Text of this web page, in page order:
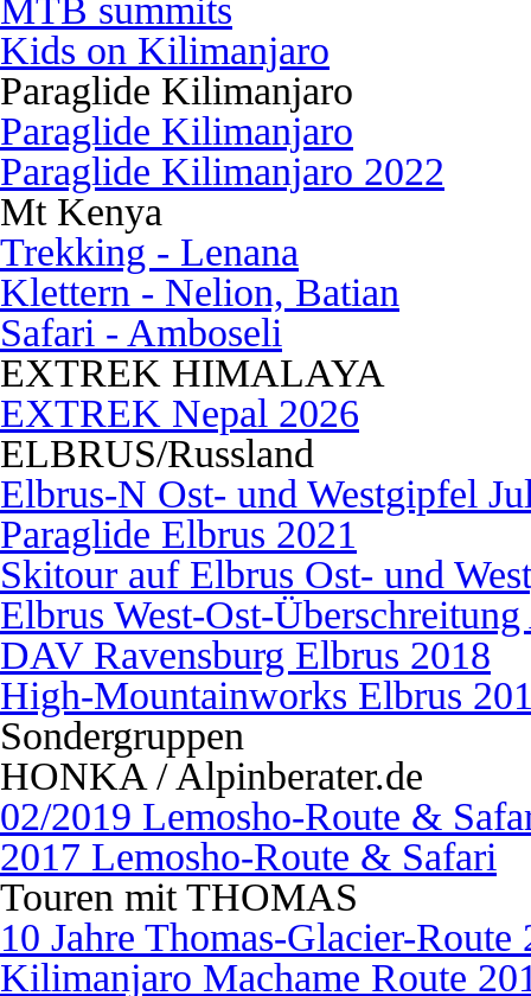
MTB summits
Kids on Kilimanjaro
Paraglide Kilimanjaro
Paraglide Kilimanjaro
Paraglide Kilimanjaro 2022
Mt Kenya
Trekking - Lenana
Klettern - Nelion, Batian
Safari - Amboseli
EXTREK HIMALAYA
EXTREK Nepal 2026
ELBRUS/Russland
Elbrus-N Ost- und Westgipfel
Paraglide Elbrus 2021
Skitour auf Elbrus Ost- und
Elbrus West-Ost-
DAV Ravensburg Elbrus 2018
High-Mountainworks Elbrus
Sondergruppen
HONKA / Alpinberater.de
02/2019 Lemosho-Route &
2017 Lemosho-Route & Safari
Touren mit THOMAS
10 Jahre Thomas-Glacier-Route
Kilimanjaro Machame Route